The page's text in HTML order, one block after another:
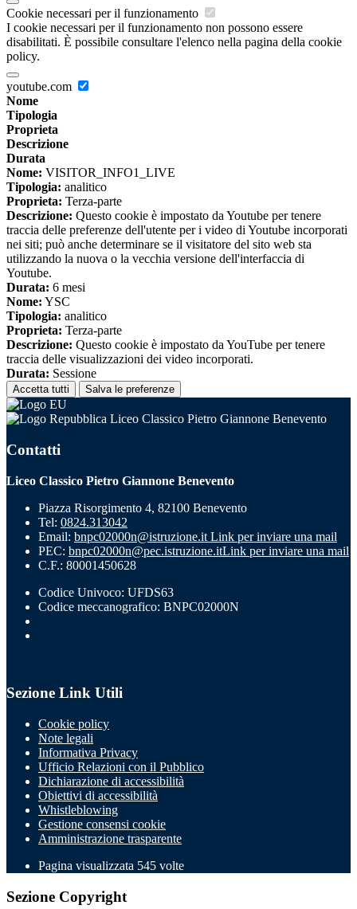
Cookie necessari per il funzionamento
I cookie necessari per il funzionamento non possono essere
disabilitati. È possibile consultare l'elenco nella pagina della cookie
policy.
youtube.com
Nome
Tipologia
Proprieta
Descrizione
Durata
Nome: VISITOR_INFO1_LIVE
Tipologia: analitico
Proprieta: Terza-parte
Descrizione: Questo cookie è impostato da Youtube per tenere
traccia delle preferenze dell'utente per i video di Youtube incorporati
nei siti; può anche determinare se il visitatore del sito web sta
utilizzando la nuova o la vecchia versione dell'interfaccia di
Youtube.
Durata: 6 mesi
Nome: YSC
Tipologia: analitico
Proprieta: Terza-parte
Descrizione: Questo cookie è impostato da YouTube per tenere
traccia delle visualizzazioni dei video incorporati.
Durata: Sessione
Accetta tutti Salva le preferenze
Liceo Classico Pietro Giannone Benevento
Contatti
Liceo Classico Pietro Giannone Benevento
Piazza Risorgimento 4, 82100 Benevento
Tel: 0824.313042
Email: bnpc02000n@istruzione.it Link per inviare una mail
PEC: bnpc02000n@pec.istruzione.itLink per inviare una mail
C.F.: 80001450628
Codice Univoco: UFDS63
Codice meccanografico: BNPC02000N
Sezione Link Utili
Cookie policy
Note legali
Informativa Privacy
Ufficio Relazioni con il Pubblico
Dichiarazione di accessibilità
Obiettivi di accessibilità
Whistleblowing
Gestione consensi cookie
Amministrazione trasparente
Pagina visualizzata 545 volte
Sezione Copyright